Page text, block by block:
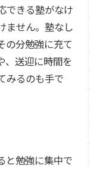
できる塾がなけ
ません。塾なし
の分勉強に充て
、送迎に時間を
みるのも手で
と勉強に集中で